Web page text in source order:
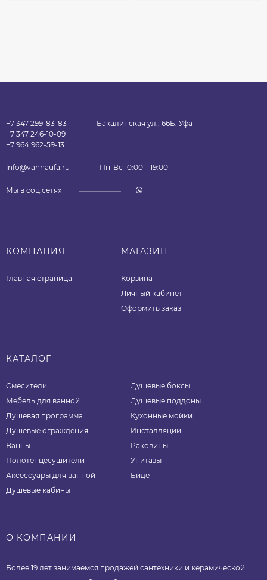
+7 347 299-83-83
+7 347 246-10-09
+7 964 962-59-13
Бакалинская ул., 66Б, Уфа
info@vannaufa.ru Пн-Вс 10:00—19:00
Мы в соц.сетях
КОМПАНИЯ
Главная страница
МАГАЗИН
Корзина
Личный кабинет
Оформить заказ
КАТАЛОГ
Смесители
Мебель для ванной
Душевая программа
Душевые ограждения
Ванны
Полотенцесушители
Аксессуары для ванной
Душевые кабины
Душевые боксы
Душевые поддоны
Кухонные мойки
Инсталляции
Раковины
Унитазы
Биде
О КОМПАНИИ
Более 19 лет занимаемся продажей сантехники и керамической